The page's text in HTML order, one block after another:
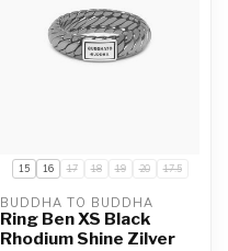
15 16 17 18 19 20 17.5
BUDDHA TO BUDDHA
Ring Ben XS Black
Rhodium Shine Zilver